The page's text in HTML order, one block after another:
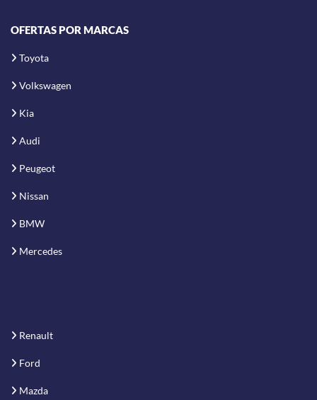
OFERTAS POR MARCAS
Toyota
Volkswagen
Kia
Audi
Peugeot
Nissan
BMW
Mercedes
Renault
Ford
Mazda